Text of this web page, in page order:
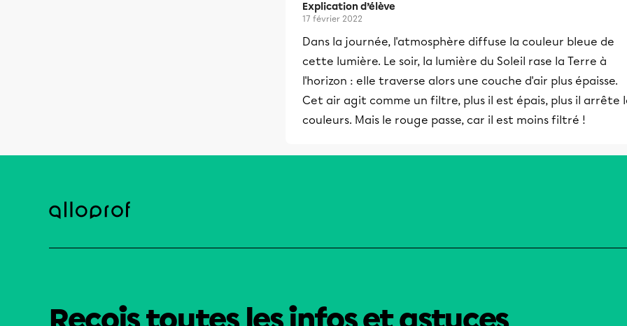
Explication d’élève
17 février 2022
Dans la journée, l'atmosphère diffuse la couleur bleue de
cette lumière. Le soir, la lumière du Soleil rase la Terre à
l'horizon : elle traverse alors une couche d'air plus épaisse.
Cet air agit comme un filtre, plus il est épais, plus il arrête
couleurs. Mais le rouge passe, car il est moins filtré !